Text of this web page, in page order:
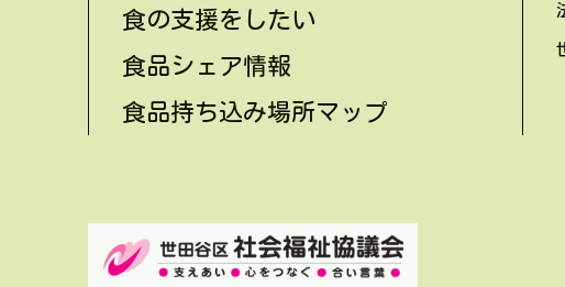
食の支援をしたい
食品シェア情報
食品持ち込み場所マップ